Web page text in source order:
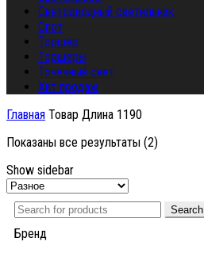
Светодиодный светильник
Спот
Торшер
Торшеры
Точечный свет
Хит продаж
Главная Товар Длина 1190
Показаны все результаты (2)
Show sidebar
Search
Бренд